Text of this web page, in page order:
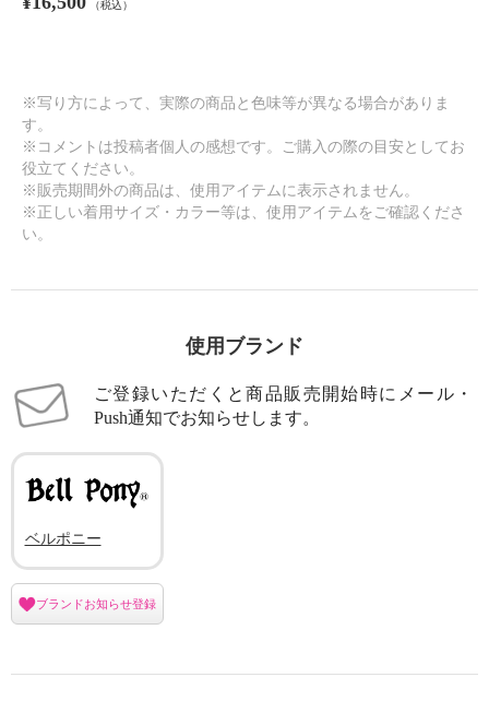
（税込）
※写り方によって、実際の商品と色味等が異なる場合がありま
す。
※コメントは投稿者個人の感想です。ご購入の際の目安としてお
役立てください。
※販売期間外の商品は、使用アイテムに表示されません。
※正しい着用サイズ・カラー等は、使用アイテムをご確認くださ
い。
使用ブランド
ご登録いただくと商品販売開始時にメール・
Push通知でお知らせします。
ベルポニー
ブランドお知らせ登録